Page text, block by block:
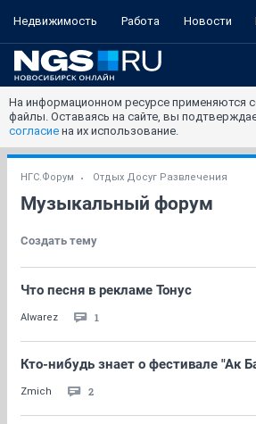
Недвижимость Работа Новости
На информационном ресурсе применяются
файлы. Оставаясь на сайте, вы
согласие на их использование.
НГС.Форум Отдых Досуг Развлечения
Музыкальный форум
Создать тему
Что песня в рекламе Тонус
Alwarez 1
Кто-нибудь знает о фестивале "Ак
Zmich 2